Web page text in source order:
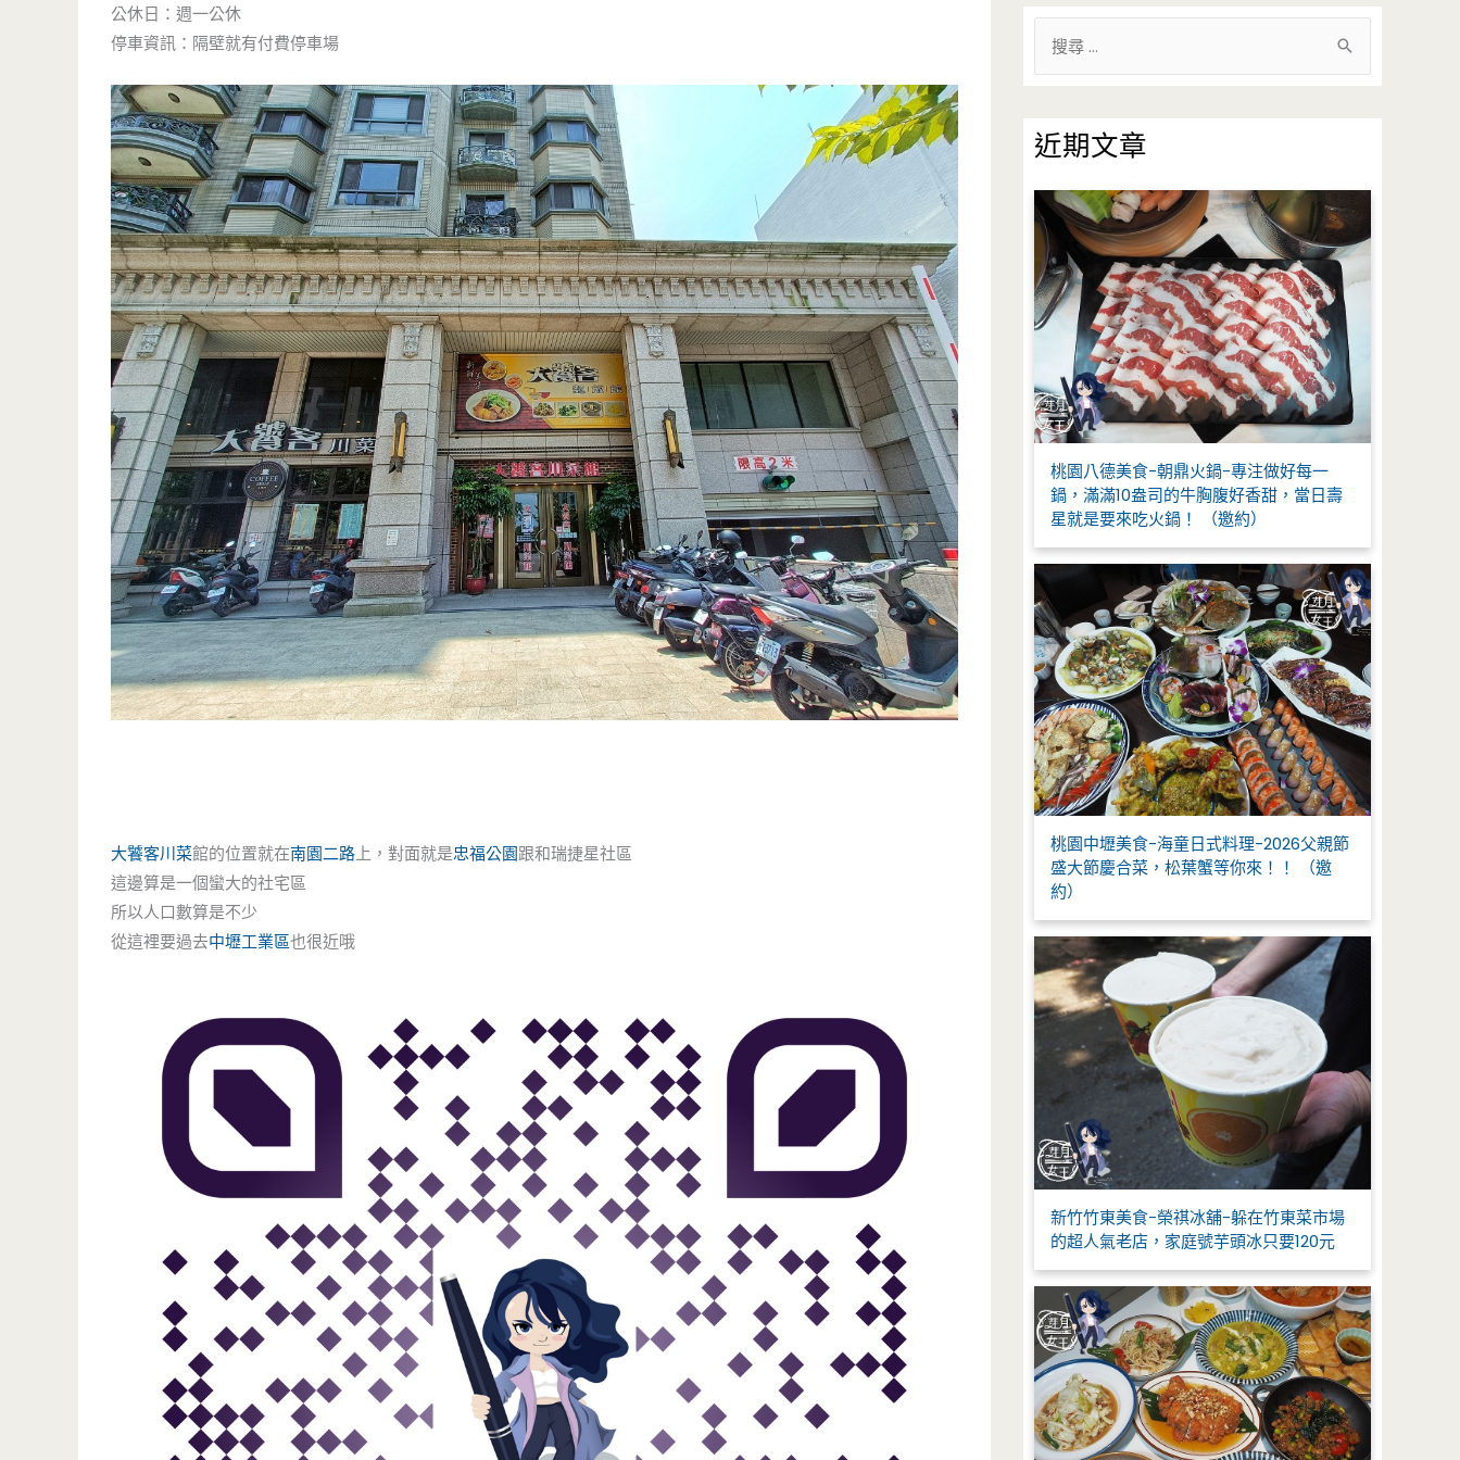
公休日：週一公休
停車資訊：隔壁就有付費停車場
大饕客川菜館的位置就在南園二路 上，對面就是忠福公園跟和瑞捷星社區
這邊算是一個蠻大的社宅區
所以人口數算是不少
從這裡要過去中壢工業區也很近哦
鍵
字
:
近期文章
桃園八德美食-朝鼎火鍋-專注做好每一
鍋，滿滿10盎司的牛胸腹好香甜，當日壽
星就是要來吃火鍋！ （邀約）
桃園中壢美食-海童日式料理-2026父親節
盛大節慶合菜，松葉蟹等你來！！ （邀
約）
新竹竹東美食-榮祺冰舖-躲在竹東菜市場
的超人氣老店，家庭號芋頭冰只要120元